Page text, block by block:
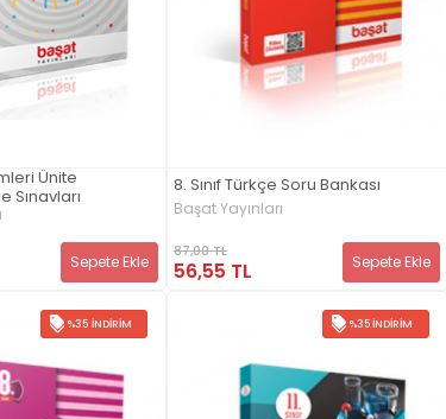
Ünite
Sınavları
Sepete Ekle
8. Sınıf Türkçe Soru Bankası
Başat Yayınları
87,00 TL
56,55 TL Sepete Ekle
%35 İNDIRIM %35 İNDIRIM